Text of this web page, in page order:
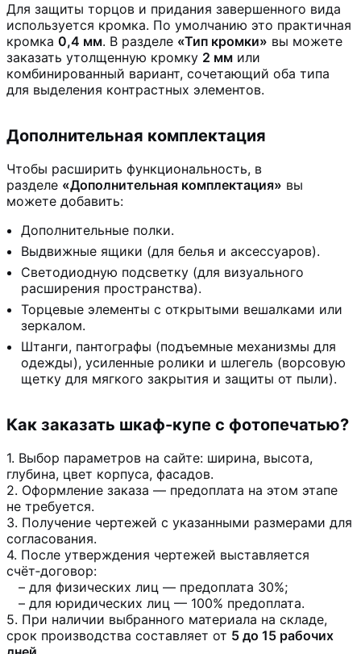
Для защиты торцов и придания завершенного вида
используется кромка. По умолчанию это практичная
кромка 0,4 мм. В разделе «Тип кромки» вы можете
заказать утолщенную кромку 2 мм или
комбинированный вариант, сочетающий оба типа
для выделения контрастных элементов.
Дополнительная комплектация
Чтобы расширить функциональность, в
разделе «Дополнительная комплектация» вы
можете добавить:
Дополнительные полки.
Выдвижные ящики (для белья и аксессуаров).
Светодиодную подсветку (для визуального
расширения пространства).
Торцевые элементы с открытыми вешалками или
зеркалом.
Штанги, пантографы (подъемные механизмы для
одежды), усиленные ролики и шлегель (ворсовую
щетку для мягкого закрытия и защиты от пыли).
Как заказать шкаф-купе с фотопечатью?
1. Выбор параметров на сайте: ширина, высота,
глубина, цвет корпуса, фасадов.
2. Оформление заказа — предоплата на этом этапе
не требуется.
3. Получение чертежей с указанными размерами для
согласования.
4. После утверждения чертежей выставляется
счёт‑договор:
– для физических лиц — предоплата 30%;
– для юридических лиц — 100% предоплата.
5. При наличии выбранного материала на складе,
срок производства составляет от 5 до 15 рабочих